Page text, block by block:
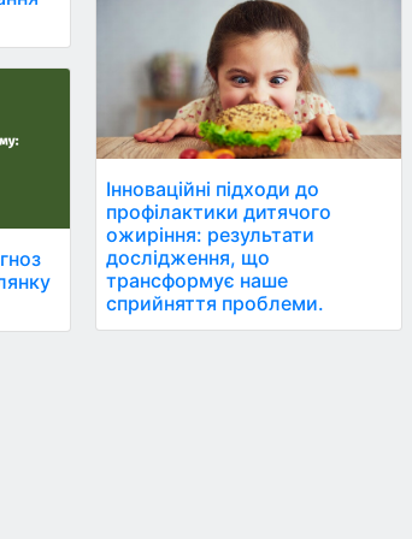
Інноваційні підходи до
профілактики дитячого
ожиріння: результати
дослідження, що
трансформує наше
сприйняття проблеми.